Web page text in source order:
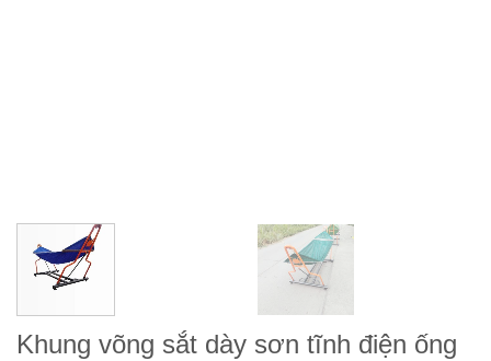
Khung võng sắt dày sơn tĩnh điện ống